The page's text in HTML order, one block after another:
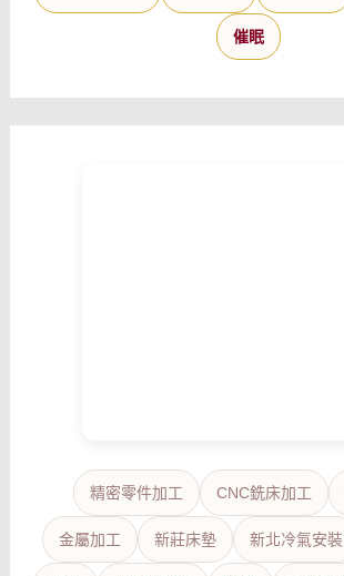
催眠
精密零件加工 CNC銑床加工
金屬加工 新莊床墊 新北冷氣安裝